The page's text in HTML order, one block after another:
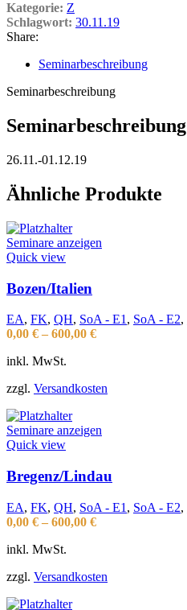
Kategorie: Z
Schlagwort: 30.11.19
Share:
Seminarbeschreibung
Seminarbeschreibung
Seminarbeschreibung
26.11.-01.12.19
Ähnliche Produkte
Seminare anzeigen
Quick view
Bozen/Italien
EA, FK, QH, SoA - E1, SoA - E2,
0,00 € – 600,00 €
inkl. MwSt.
zzgl. Versandkosten
Seminare anzeigen
Quick view
Bregenz/Lindau
EA, FK, QH, SoA - E1 , SoA - E2,
0,00 € – 600,00 €
inkl. MwSt.
zzgl. Versandkosten